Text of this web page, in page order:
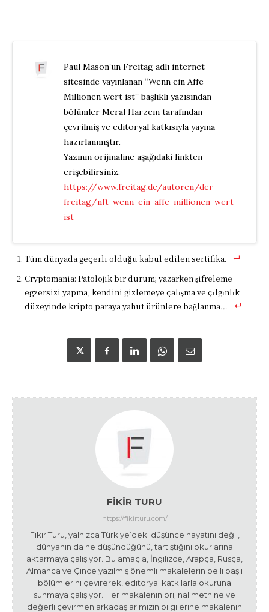
Paul Mason’un Freitag adlı internet
sitesinde yayınlanan “Wenn ein Affe
Millionen wert ist” başlıklı yazısından
bölümler Meral Harzem tarafından
çevrilmiş ve editoryal katkısıyla yayına
hazırlanmıştır.
Yazının orijinaline aşağıdaki linkten
erişebilirsiniz.
https://www.freitag.de/autoren/der-
freitag/nft-wenn-ein-affe-millionen-wert-
ist
Tüm dünyada geçerli olduğu kabul edilen sertifika.
Cryptomania: Patolojik bir durum; yazarken şifreleme
egzersizi yapma, kendini gizlemeye çalışma ve çılgınlık
düzeyinde kripto paraya yahut ürünlere bağlanma…
FIKIR TURU
https://fikirturu.com/
Fikir Turu, yalnızca Türkiye’deki düşünce hayatını değil,
dünyanın da ne düşündüğünü, tartıştığını okurlarına
aktarmaya çalışıyor. Bu amaçla, İngilizce, Arapça, Rusça,
Almanca ve Çince yazılmış önemli makalelerin belli başlı
bölümlerini çevirerek, editoryal katkılarla okuruna
sunmaya çalışıyor. Her makalenin orijinal metnine ve
değerli çevirmen arkadaşlarımızın bilgilerine makalenin